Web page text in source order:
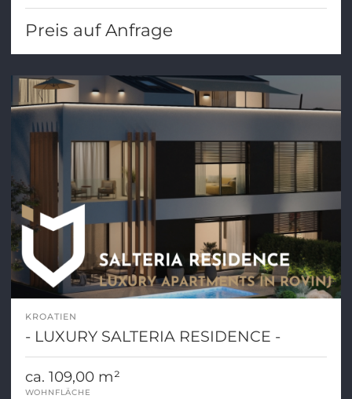
Preis auf Anfrage
KROATIEN
- LUXURY SALTERIA RESIDENCE -
ca. 109,00 m²
WOHNFLÄCHE